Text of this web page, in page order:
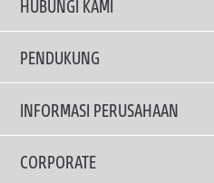
TRUCKS & BUSES TYRES
Ban Performa
Ban Touring
Ban Hemat Bahan Bakar
HUBUNGI KAMI
Email Kami
PENDUKUNG
Privacy Policy
Terms Of Use
INFORMASI PERUSAHAAN
Mengapa Bridgestone?
CORPORATE